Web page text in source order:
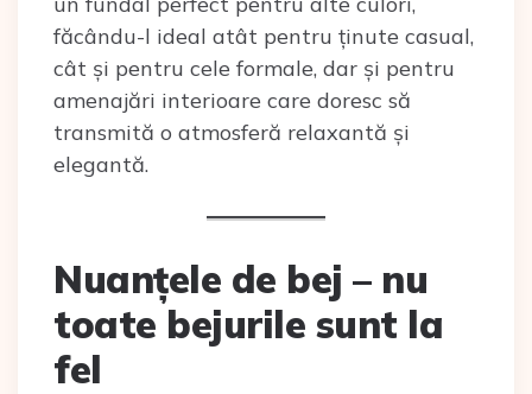
făcându-l ideal atât pentru ținute casual,
cât și pentru cele formale, dar și pentru
amenajări interioare care doresc să
transmită o atmosferă relaxantă și
elegantă.
Nuanțele de bej – nu
toate bejurile sunt la
fel